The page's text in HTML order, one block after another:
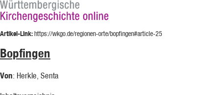
Artikel-Link:https://wkgo.de/regionen-orte/bopfingen#article-25
Bopfingen
Von: Herkle, Senta